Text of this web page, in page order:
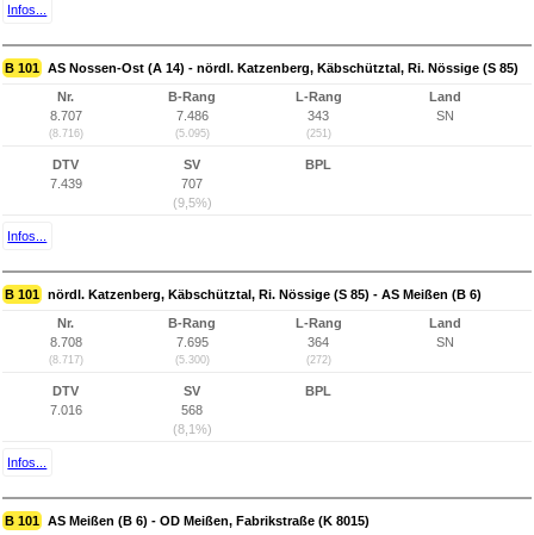
Infos...
B 101 AS Nossen-Ost (A 14) - nördl. Katzenberg, Käbschütztal, Ri. Nössige (S 85)
Nr.
8.707
(8.716)
B-Rang
7.486
(5.095)
L-Rang
343
(251)
Land
SN
DTV
7.439
SV
707
(9,5%)
BPL
Infos...
B 101 nördl. Katzenberg, Käbschütztal, Ri. Nössige (S 85) - AS Meißen (B 6)
Nr.
8.708
(8.717)
B-Rang
7.695
(5.300)
L-Rang
364
(272)
Land
SN
DTV
7.016
SV
568
(8,1%)
BPL
Infos...
B 101 AS Meißen (B 6) - OD Meißen, Fabrikstraße (K 8015)